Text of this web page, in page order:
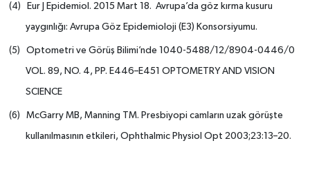
(4) Eur J Epidemiol. 2015 Mart 18. Avrupa’da göz kırma kusuru
yaygınlığı: Avrupa Göz Epidemioloji (E3) Konsorsiyumu.
(5) Optometri ve Görüş Bilimi’nde 1040-5488/12/8904-0446/0
VOL. 89, NO. 4, PP. E446–E451 OPTOMETRY AND VISION
SCIENCE
(6) McGarry MB, Manning TM. Presbiyopi camların uzak görüşte
kullanılmasının etkileri, Ophthalmic Physiol Opt 2003;23:13–20.